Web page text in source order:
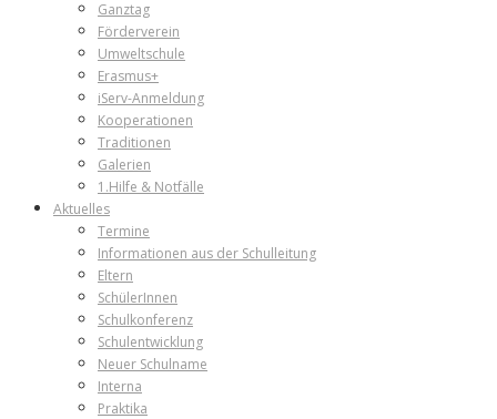
Ganztag
Förderverein
Umweltschule
Erasmus+
iServ-Anmeldung
Kooperationen
Traditionen
Galerien
1.Hilfe & Notfälle
Aktuelles
Termine
Informationen aus der Schulleitung
Eltern
SchülerInnen
Schulkonferenz
Schulentwicklung
Neuer Schulname
Interna
Praktika